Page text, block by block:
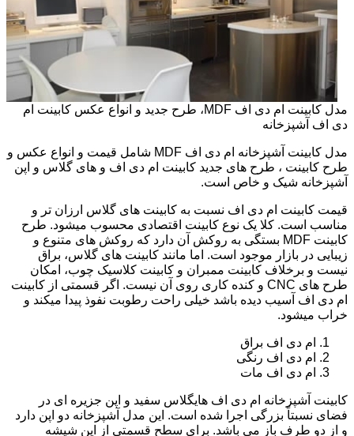
مدل کابینت ام دی اف MDF، طرح جدید و انواع عکس کابینت ام
دی اف آشپزخانه
مدل کابینت آشپزخانه ام دی اف MDF شامل قیمت و انواع عکس و
طرح کابینت ، طرح های جدید کابینت ام دی اف و های گلاس و اپن
آشپزخانه شیک و خاص است.
قیمت کابینت ام دی اف نسبت به کابینت های گلاس ارزان تر و
مناسب است. کلا یک نوع کابینت اقتصادی محسوب میشود. طرح
کابینت MDF بستگی به روکش آن دارد که روکش های متنوع و
زیبایی در بازار موجود است. اما مانند کابینت های گلاس، براق
نیست و برخلاف کابینت ممبران و کابینت کلاسیک چوب، امکان
طرح های CNC و کنده کاری روی آن نیست. اگر قسمتی از کابینت
ام دی اف آسیب دیده باشد خیلی راحت رطوبت نفوذ پیدا میکند و
خراب میشود.
ام دی اف براق
ام دی اف رنگی
ام دی اف مات
کابینت آشپزخانه ام دی اف هایگلاس سفید و اپن جزیره ای در
فضای نسبتاً بزرگی اجرا شده است. این مدل آشپزخانه دو اپن دارد
و از دو طرف باز می باشد. برای سطح قسمتی از اپن شیشه